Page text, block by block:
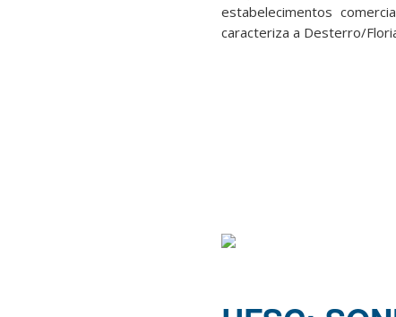
estabelecimentos
caracteriza a Desterro/